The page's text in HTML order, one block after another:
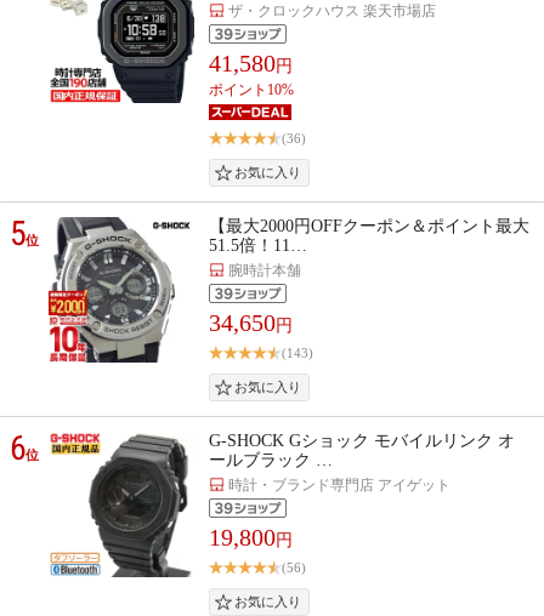
ザ・クロックハウス 楽天市場店
41,580円
ポイント10%
(36)
5位
【最大2000円OFFクーポン＆ポイント最大
51.5倍！11…
腕時計本舗
34,650円
(143)
6位
G-SHOCK Gショック モバイルリンク オ
ールブラック …
時計・ブランド専門店 アイゲット
19,800円
(56)